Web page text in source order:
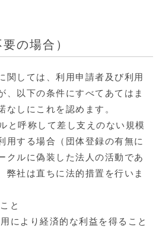
の場合）
関しては、利用申請者及び利用
、以下の条件にすべてあてはま
なしにこれを認めます。
と呼称して差し支えのない規模
用する場合（団体登録の有無に
クルに偽装した法人の活動であ
弊社は直ちに法的措置を行いま
と
により経済的な利益を得ること